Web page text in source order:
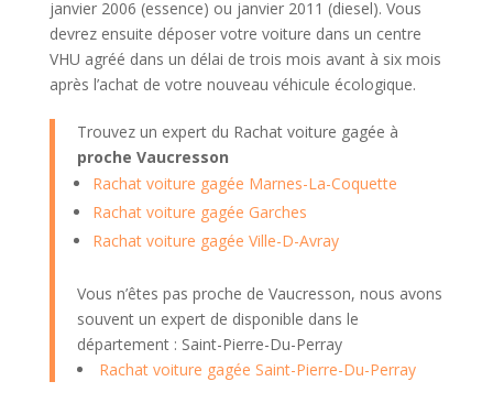
janvier 2006 (essence) ou janvier 2011 (diesel). Vous
devrez ensuite déposer votre voiture dans un centre
VHU agréé dans un délai de trois mois avant à six mois
après l’achat de votre nouveau véhicule écologique.
Trouvez un expert du Rachat voiture gagée à
proche Vaucresson
Rachat voiture gagée Marnes-La-Coquette
Rachat voiture gagée Garches
Rachat voiture gagée Ville-D-Avray
Vous n’êtes pas proche de Vaucresson, nous avons
souvent un expert de disponible dans le
département : Saint-Pierre-Du-Perray
Rachat voiture gagée Saint-Pierre-Du-Perray